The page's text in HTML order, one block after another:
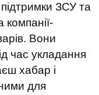
ЗСУ та
компанії-
Вони
час укладання
хабар і
для